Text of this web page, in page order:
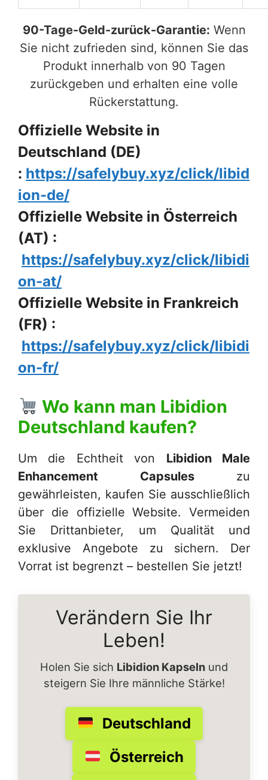
90-Tage-Geld-zurück-Garantie: Wenn
Sie nicht zufrieden sind, können Sie das
Produkt innerhalb von 90 Tagen
zurückgeben und erhalten eine volle
Rückerstattung.
Offizielle Website in
Deutschland (DE)
: https://safelybuy.xyz/click/libid
ion-de/
Offizielle Website in Österreich
(AT) :
https://safelybuy.xyz/click/libidi
on-at/
Offizielle Website in Frankreich
(FR) :
https://safelybuy.xyz/click/libidi
on-fr/
Wo kann man Libidion
Deutschland kaufen?
Um die Echtheit von Libidion Male
Enhancement Capsuleszu
gewährleisten, kaufen Sie ausschließlich
über die offizielle Website. Vermeiden
Sie Drittanbieter, um Qualität und
exklusive Angebote zu sichern. Der
Vorrat ist begrenzt – bestellen Sie jetzt!
Verändern Sie Ihr
Leben!
Holen Sie sich Libidion Kapseln und
steigern Sie Ihre männliche Stärke!
Deutschland
Österreich